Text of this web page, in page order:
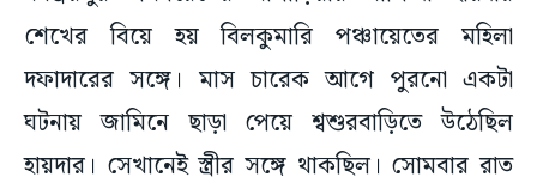
শেখের বিয়ে হয় বিলকুমারি পঞ্চায়েতের মহিলা
দফাদারের সঙ্গে। মাস চারেক আগে পুরনো একটা
ঘটনায় জামিনে ছাড়া পেয়ে শ্বশুরবাড়িতে উঠেছিল
হায়দার। সেখানেই স্ত্রীর সঙ্গে থাকছিল। সোমবার রাত